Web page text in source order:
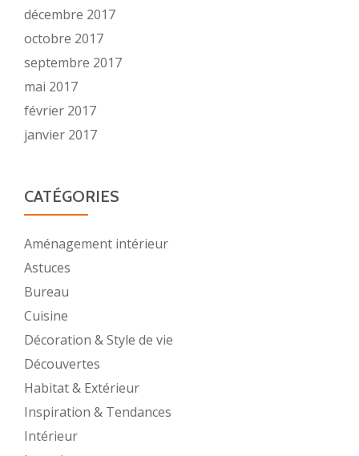
décembre 2017
octobre 2017
septembre 2017
mai 2017
février 2017
janvier 2017
CATÉGORIES
Aménagement intérieur
Astuces
Bureau
Cuisine
Décoration & Style de vie
Découvertes
Habitat & Extérieur
Inspiration & Tendances
Intérieur